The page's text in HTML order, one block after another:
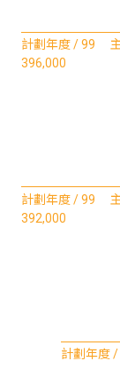
計劃年度 / 99
396,000
計劃年度 / 99
392,000
計劃年